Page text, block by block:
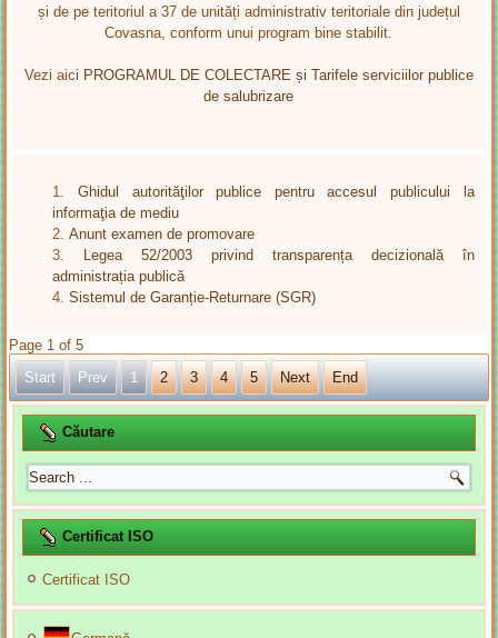
și de pe teritoriul a 37 de unități administrativ teritoriale din județul
Covasna, conform unui program bine stabilit.
Vezi aici PROGRAMUL DE COLECTARE și Tarifele serviciilor publice
de salubrizare
Ghidul autorităţilor publice pentru accesul publicului la
informaţia de mediu
Anunt examen de promovare
Legea 52/2003 privind transparența decizională în
administrația publică
Sistemul de Garanție-Returnare (SGR)
Page 1 of 5
Start
Prev 1 2 3 4 5 Next End
Căutare
Certificat ISO
Certificat ISO